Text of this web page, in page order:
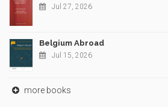
Jul 27, 2026
Belgium Abroad
Jul 15, 2026
more books